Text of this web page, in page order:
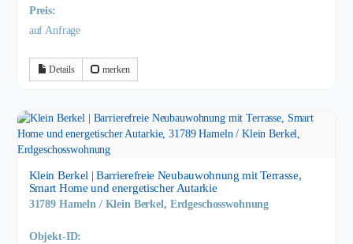
Preis:
auf Anfrage
Details merken
Klein Berkel | Barrierefreie Neubauwohnung mit Terrasse,
Smart Home und energetischer Autarkie
31789 Hameln / Klein Berkel, Erdgeschosswohnung
Objekt-ID: